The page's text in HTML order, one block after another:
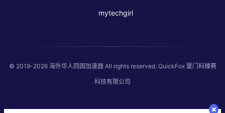
mytechgirl
© 2019-2026 海外华人回国加速器All rights reserved. QuickFox 厦门科臻赛
科技有限公司